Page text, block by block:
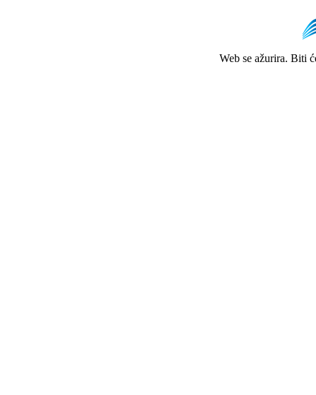
Web se ažurira. Biti